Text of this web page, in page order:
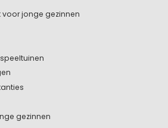
jonge gezinnen
gezinnen